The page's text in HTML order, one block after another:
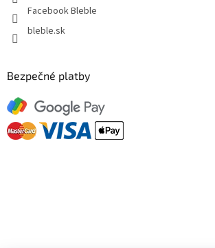
Facebook Bleble
bleble.sk
Bezpečné platby